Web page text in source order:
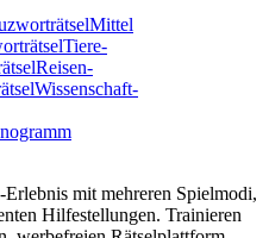
Mittel
Tiere-
Reisen-
Wissenschaft-
mit mehreren Spielmodi,
Hilfestellungen. Trainieren